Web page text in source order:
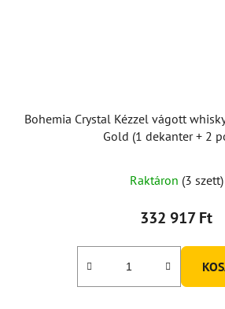
Bohemia Crystal Kézzel vágott
Gold (1 dekanter + 2
Raktáron (3 szett)
332 917 Ft